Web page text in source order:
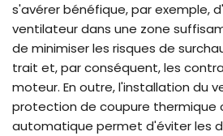
s'avérer bénéfique, par exemple,
ventilateur dans une zone
de minimiser les risques de
trait et, par conséquent, les
moteur. En outre, l'installation du
protection de coupure thermique
automatique permet d'éviter les